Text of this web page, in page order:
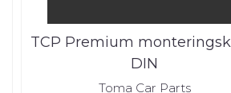
TCP Premium
DIN
Toma Car Parts